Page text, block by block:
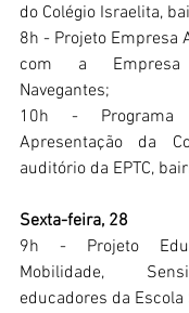
do Colégio Israelita,
8h - Projeto Empresa
com a
Navegantes;
10h - Programa
Apresentação da
auditório da EPTC,
Sexta-feira, 28
9h - Projeto
Mobilidade,
educadores da